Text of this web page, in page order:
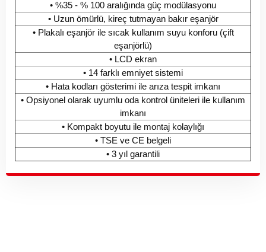
• %35 - % 100 aralığında güç modülasyonu
• Uzun ömürlü, kireç tutmayan bakır eşanjör
• Plakalı eşanjör ile sıcak kullanım suyu konforu (çift
eşanjörlü)
• LCD ekran
• 14 farklı emniyet sistemi
• Hata kodları gösterimi ile arıza tespit imkanı
• Opsiyonel olarak uyumlu oda kontrol üniteleri ile kullanım
imkanı
• Kompakt boyutu ile montaj kolaylığı
• TSE ve CE belgeli
• 3 yıl garantili